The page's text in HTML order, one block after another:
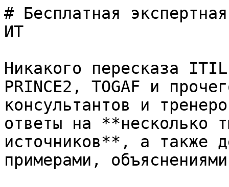
# Бесплатная
ИТ
Никакого пересказа
PRINCE2, TOGAF и
консультантов и
ответы на **несколько
источников**, а также
примерами,